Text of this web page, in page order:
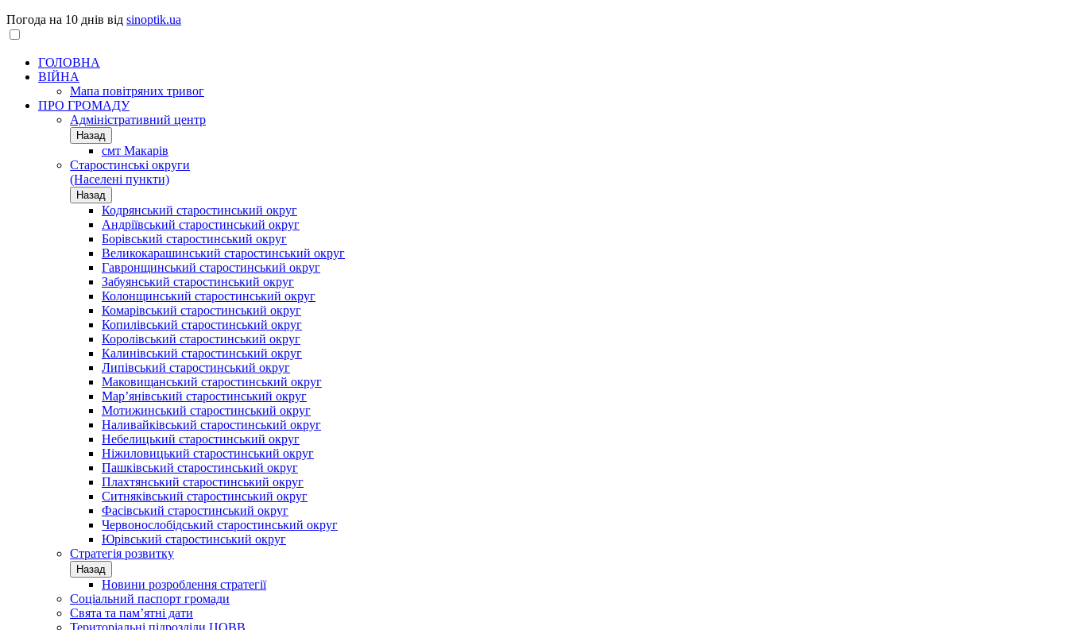
Погода на 10 днів від sinoptik.ua
ГОЛОВНА
ВІЙНА
Мапа повітряних тривог
ПРО ГРОМАДУ
Aдміністративний центр
Назад
смт Макарів
Старостинські округи
(Населені пункти)
Назад
Кодрянський старостинський округ
Андріївський старостинський округ
Борівський старостинський округ
Великокарашинський старостинський округ
Гавронщинський старостинський округ
Забуянський старостинський округ
Колонщинський старостинський округ
Комарівський старостинський округ
Копилівський старостинський округ
Королівський старостинський округ
Калинівський старостинський округ
Липівський старостинський округ
Маковищанський старостинський округ
Мар’янівський старостинський округ
Мотижинський старостинський округ
Наливайківський старостинський округ
Небелицький старостинський округ
Ніжиловицький старостинський округ
Пашківський старостинський округ
Плахтянський старостинський округ
Ситняківський старостинський округ
Фасівський старостинський округ
Червонослобідський старостинський округ
Юрівський старостинський округ
Стратегія розвитку
Назад
Новини розроблення стратегії
Соціальний паспорт громади
Свята та пам’ятні дати
Територіальні підрозділи ЦОВВ